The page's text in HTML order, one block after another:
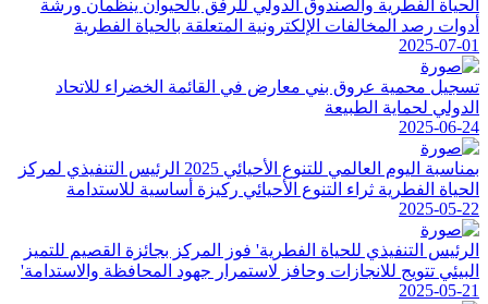
الحياة الفطرية والصندوق الدولي للرفق بالحيوان ينظمان ورشة
أدوات رصد المخالفات الإلكترونية المتعلقة بالحياة الفطرية
2025-07-01
تسجيل محمية عروق بني معارض في القائمة الخضراء للاتحاد
الدولي لحماية الطبيعة
2025-06-24
بمناسبة اليوم العالمي للتنوع الأحيائي 2025 الرئيس التنفيذي لمركز
الحياة الفطرية ثراء التنوع الأحيائي ركيزة أساسية للاستدامة
2025-05-22
الرئيس التنفيذي للحياة الفطرية' فوز المركز بجائزة القصيم للتميز
البيئي تتويج للانجازات وحافز لاستمرار جهود المحافظة والاستدامة'
2025-05-21